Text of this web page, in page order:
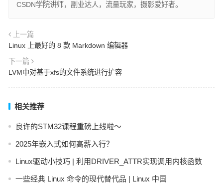
CSDN学院讲师，副业达人，流量玩家，摄影爱好者。
上一篇
Linux 上最好的 8 款 Markdown 编辑器
下一篇
LVM中对基于xfs的文件系统进行扩容
相关推荐
良许的STM32课程重磅上线啦～
2025年嵌入式如何高薪入行？
Linux驱动小技巧 | 利用DRIVER_ATTR实现调用内核函数
一些经典 Linux 命令的现代替代品 | Linux 中国